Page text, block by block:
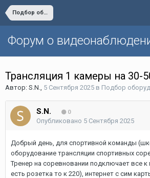
Подбор оборудования
Форум о
Трансляция 1 камеры на 30-
Автор: S.N., 5 Сентября 2025 в Подбор
S.N. 0
Опубликовано 5 Сентября 2025
Добрый день, для спортивной команды
оборудование трансляции спортивных
Тренер на соревновании подключает все к
есть розетка то к 220), интернет с сим